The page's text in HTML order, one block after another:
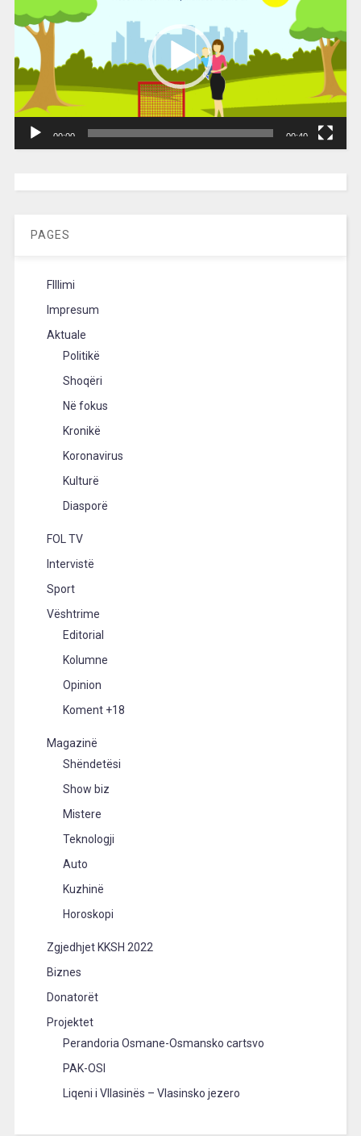
00:00 00:40
PAGES
FIllimi
Impresum
Aktuale
Politikë
Shoqëri
Në fokus
Kronikë
Koronavirus
Kulturë
Diasporë
FOL TV
Intervistë
Sport
Vështrime
Editorial
Kolumne
Opinion
Koment +18
Magazinë
Shëndetësi
Show biz
Mistere
Teknologji
Auto
Kuzhinë
Horoskopi
Zgjedhjet KKSH 2022
Biznes
Donatorët
Projektet
Perandoria Osmane-Osmansko cartsvo
PAK-OSI
Liqeni i Vllasinës – Vlasinsko jezero